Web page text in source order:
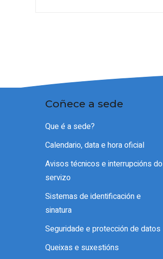
Coñece a sede
Que é a sede?
Calendario, data e hora oficial
Avisos técnicos e interrupcións do
servizo
Sistemas de identificación e
sinatura
Seguridade e protección de datos
Queixas e suxestións